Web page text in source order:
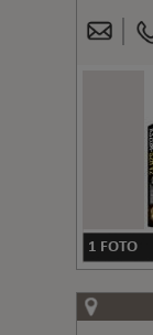
1 FOTO